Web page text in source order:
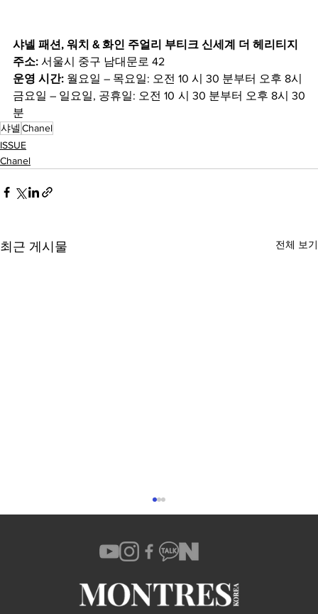
샤넬 패션, 워치 & 화인 주얼리 부티크 신세계 더 헤리티지
주소: 서울시 중구 남대문로 42
운영 시간: 월요일 – 목요일: 오전 10 시 30 분부터 오후 8시
금요일 – 일요일, 공휴일: 오전 10 시 30 분부터 오후 8시 30
분
샤넬 Chanel
ISSUE
Chanel
최근 게시물 전체 보기
샤넬 프리미에르 사운드